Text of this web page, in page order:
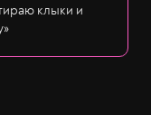
клыки и